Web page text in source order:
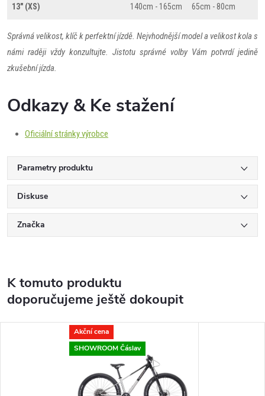
13" (XS) 140cm - 165cm 65cm - 80cm
Správná velikost, klíč k perfektní jízdě. Nejvhodnější model a velikost kola s
námi raději vždy konzultujte. Jistotu správné volby Vám potvrdí jedině
zkušební jízda.
Odkazy & Ke stažení
Oficiální stránky výrobce
Parametry produktu
Diskuse
Značka
K tomuto produktu
doporučujeme ještě dokoupit
Akční cena
SHOWROOM Čáslav